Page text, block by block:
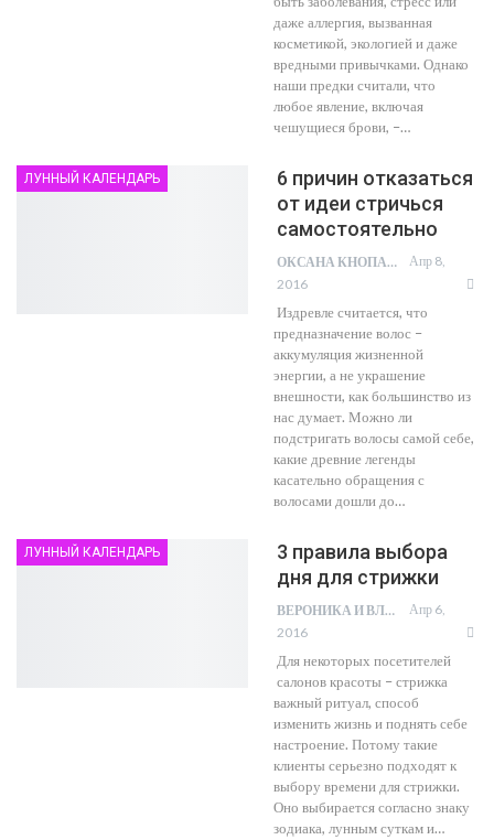
даже аллергия, вызванная
косметикой, экологией и даже
вредными привычками. Однако
наши предки считали, что
любое явление, включая
чешущиеся брови, –…
ЛУННЫЙ КАЛЕНДАРЬ
6 причин отказаться
от идеи стричься
самостоятельно
ОКСАНА КНОПА
Апр 8,
2016
Издревле считается, что
предназначение волос –
аккумуляция жизненной
энергии, а не украшение
внешности, как большинство из
нас думает. Можно ли
подстригать волосы самой себе,
какие древние легенды
касательно обращения с
волосами дошли до…
ЛУННЫЙ КАЛЕНДАРЬ
3 правила выбора
дня для стрижки
ВЕРОНИКА И ВЛАД
Апр 6,
2016
Для некоторых посетителей
салонов красоты – стрижка
важный ритуал, способ
изменить жизнь и поднять себе
настроение. Потому такие
клиенты серьезно подходят к
выбору времени для стрижки.
Оно выбирается согласно знаку
зодиака, лунным суткам и…